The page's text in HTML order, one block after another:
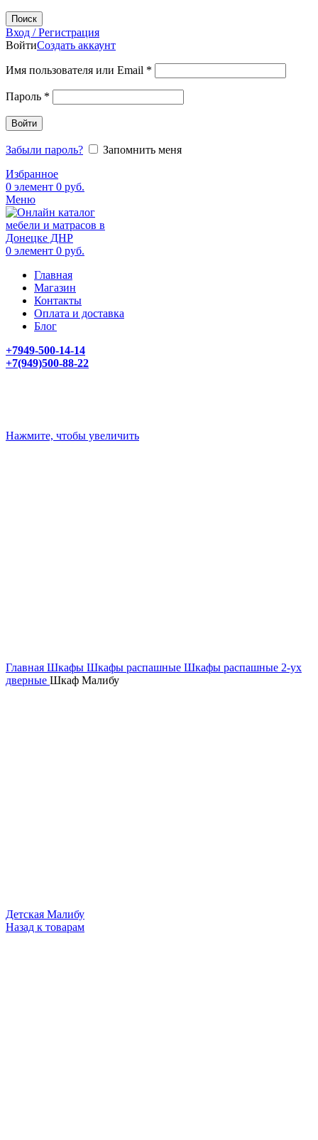
Поиск
Вход / Регистрация
ВойтиСоздать аккаунт
Имя пользователя или Email *
Пароль *
Войти
Забыли пароль?
Запомнить меня
Избранное
0 элемент 0 руб.
Меню
0 элемент 0 руб.
Главная
Магазин
Контакты
Оплата и доставка
Блог
+7949-500-14-14
+7(949)500-88-22
Нажмите, чтобы увеличить
Главная Шкафы Шкафы распашные Шкафы распашные 2-ух
дверные Шкаф Малибу
Детская Малибу
Назад к товарам